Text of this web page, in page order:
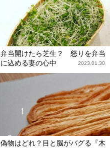
弁当開けたら芝生？ 怒りを弁当
に込める妻の心中
2023.01.30
偽物はどれ？目と脳がバグる『木